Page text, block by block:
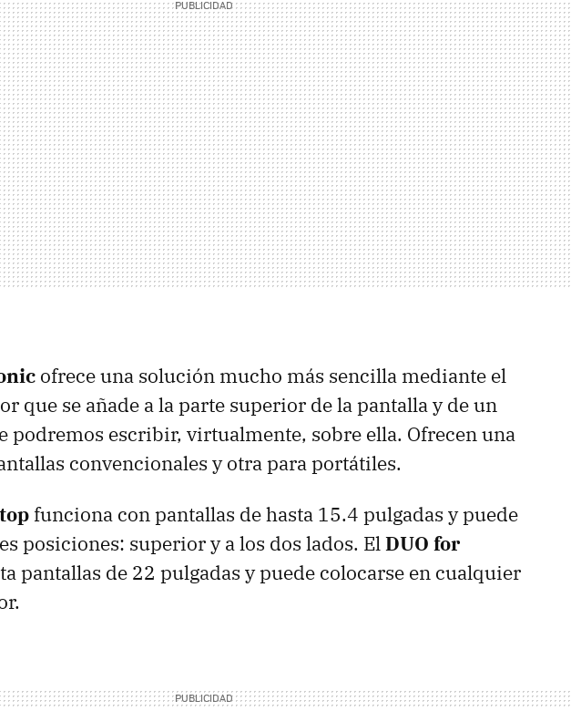
ofrece una solución mucho más sencilla mediante el
que se añade a la parte superior de la pantalla y de un
podremos escribir, virtualmente, sobre ella. Ofrecen una
convencionales y otra para portátiles.
funciona con pantallas de hasta 15.4 pulgadas y puede
posiciones: superior y a los dos lados. ElDUO for
pantallas de 22 pulgadas y puede colocarse en cualquier